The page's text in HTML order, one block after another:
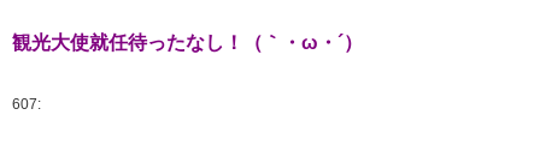
観光大使就任待ったなし！（｀・ω・´）
607: